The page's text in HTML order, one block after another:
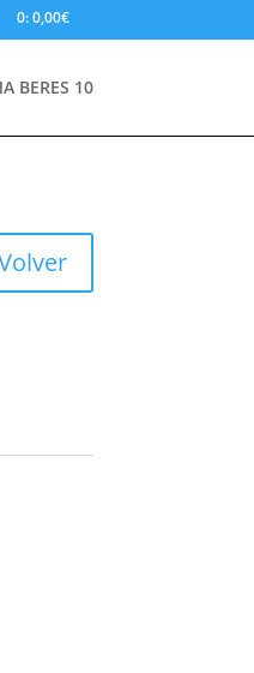
0: 0,00€
BERES 10